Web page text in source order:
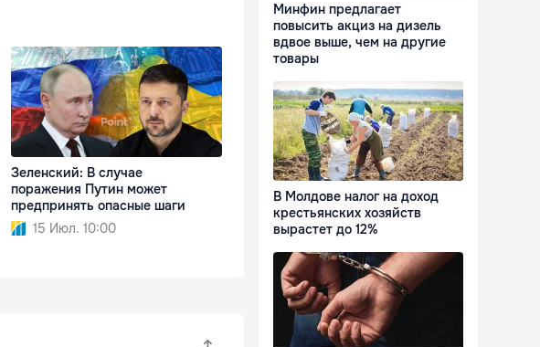
Зеленский: В случае
поражения Путин может
предпринять опасные шаги
15 Июл. 10:00
Минфин предлагает
повысить акциз на дизель
вдвое выше, чем на другие
товары
В Молдове налог на доход
крестьянских хозяйств
вырастет до 12%